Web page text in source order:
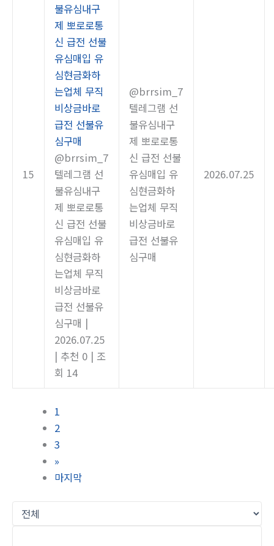
15
불유심내구
제 뽀로로통
신 급전 선불
유심매입 유
심현금화하
는업체 무직
비상금바로
급전 선불유
심구매
@brrsim_7
텔레그램 선
불유심내구
제 뽀로로통
신 급전 선불
유심매입 유
심현금화하
는업체 무직
비상금바로
급전 선불유
심구매 |
2026.07.25
| 추천 0 | 조
회 14
@brrsim_7
텔레그램 선
불유심내구
제 뽀로로통
신 급전 선불
유심매입 유
심현금화하
는업체 무직
비상금바로
급전 선불유
심구매
2026.07.25
1
2
3
»
마지막